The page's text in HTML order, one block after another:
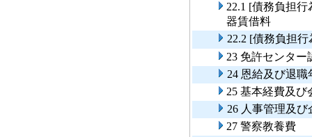
22.1 [債務負担
器賃借料
22.2 [債務負担
23 免許センタ
24 恩給及び退職
25 基本経費及び
26 人事管理及び
27 警察教養費